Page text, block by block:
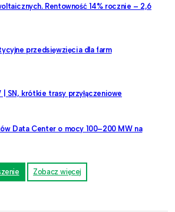
Rentowność 14% rocznie – 2,6
przedsięwzięcia dla farm
SN, krótkie trasy przyłączeniowe
Data Center o mocy 100–200 MW na
Zobacz więcej